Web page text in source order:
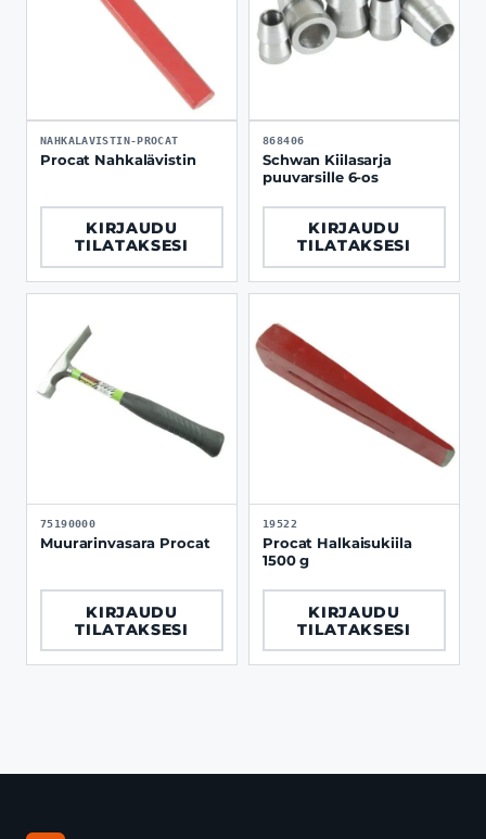
NAHKALAVISTIN-PROCAT
Procat Nahkalävistin
KIRJAUDU
TILATAKSESI
868406
Schwan Kiilasarja
puuvarsille 6-os
KIRJAUDU
TILATAKSESI
75190000
Muurarinvasara Procat
KIRJAUDU
TILATAKSESI
19522
Procat Halkaisukiila
1500 g
KIRJAUDU
TILATAKSESI